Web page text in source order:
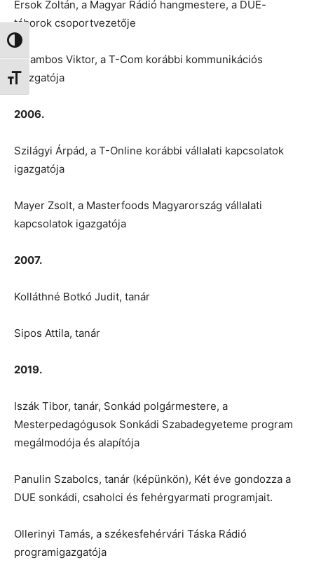
Nagy kontraszt váltása
Betűméret váltása
Érsok Zoltán, a Magyar Rádió hangmestere, a DUE-
táborok csoportvezetője
Galambos Viktor, a T-Com korábbi kommunikációs
igazgatója
2006.
Szilágyi Árpád, a T-Online korábbi vállalati kapcsolatok
igazgatója
Mayer Zsolt, a Masterfoods Magyarország vállalati
kapcsolatok igazgatója
2007.
Kolláthné Botkó Judit, tanár
Sipos Attila, tanár
2019.
Iszák Tibor, tanár, Sonkád polgármestere, a
Mesterpedagógusok Sonkádi Szabadegyeteme program
megálmodója és alapítója
Panulin Szabolcs, tanár (képünkön), Két éve gondozza a
DUE sonkádi, csaholci és fehérgyarmati programjait.
Ollerinyi Tamás, a székesfehérvári Táska Rádió
programigazgatója